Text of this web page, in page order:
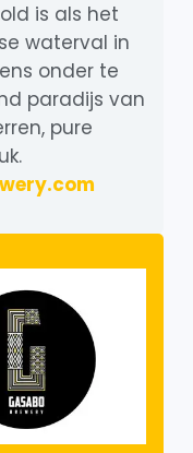
is als het
waterval in
onder te
paradijs van
pure